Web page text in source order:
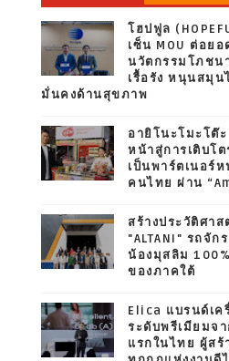
โฮปฟูล
เซ็น MOU ต่อย
นวัตกรรมโภชน
เรื้อรัง หนุนสมุน
มั่นคงด้านสุขภาพ
อายิโนะโมะโต๊
หน้าสู่การเติบโ
เป็นพาร์ตเนอร์
คนไทย ผ่าน
สร้างประวัติศา
"ALTANI" รถจั
น้องมุสลิม
ของภาคใต้
Elica แบรนด์เค
ระดับพรีเมียมจ
แรกในไทย ผู้สร้